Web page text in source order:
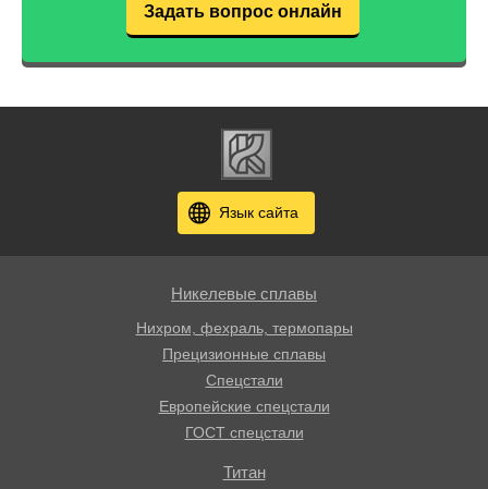
Задать вопрос онлайн
Язык сайта
Никелевые сплавы
Нихром, фехраль, термопары
Прецизионные сплавы
Спецстали
Европейские спецстали
ГОСТ спецстали
Титан